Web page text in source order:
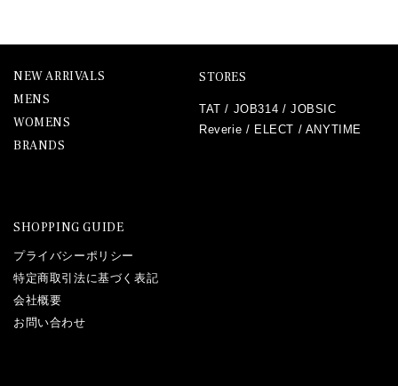
NEW ARRIVALS
MENS
WOMENS
BRANDS
STORES
TAT / JOB314 /JOBSIC
Reverie / ELECT / ANYTIME
SHOPPING GUIDE
プライバシーポリシー
特定商取引法に基づく表記
会社概要
お問い合わせ